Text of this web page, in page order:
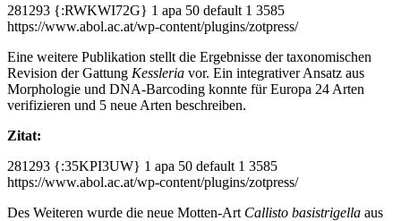
281293 {:RWKWI72G} 1 apa 50 default 1 3585
https://www.abol.ac.at/wp-content/plugins/zotpress/
Eine weitere Publikation stellt die Ergebnisse der taxonomischen
Revision der Gattung Kessleria vor. Ein integrativer Ansatz aus
Morphologie und DNA-Barcoding konnte für Europa 24 Arten
verifizieren und 5 neue Arten beschreiben.
Zitat:
281293 {:35KPI3UW} 1 apa 50 default 1 3585
https://www.abol.ac.at/wp-content/plugins/zotpress/
Des Weiteren wurde die neue Motten-Art Callisto basistrigella aus